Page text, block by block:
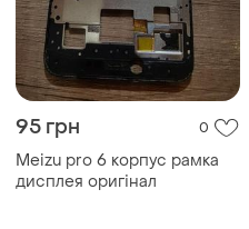
95 грн 0
Meizu pro 6 корпус рамка
дисплея оригінал